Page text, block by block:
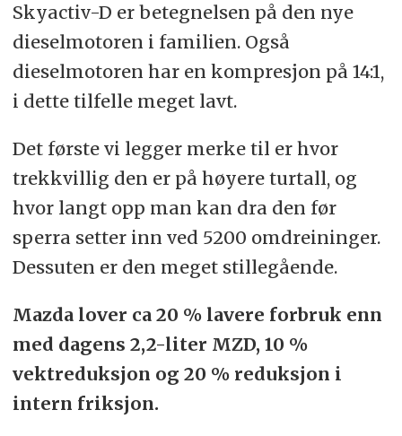
Skyactiv-D er betegnelsen på den nye
dieselmotoren i familien. Også
dieselmotoren har en kompresjon på 14:1,
i dette tilfelle meget lavt.
Det første vi legger merke til er hvor
trekkvillig den er på høyere turtall, og
hvor langt opp man kan dra den før
sperra setter inn ved 5200 omdreininger.
Dessuten er den meget stillegående.
Mazda lover ca 20 % lavere forbruk enn
med dagens 2,2-liter MZD, 10 %
vektreduksjon og 20 % reduksjon i
intern friksjon.